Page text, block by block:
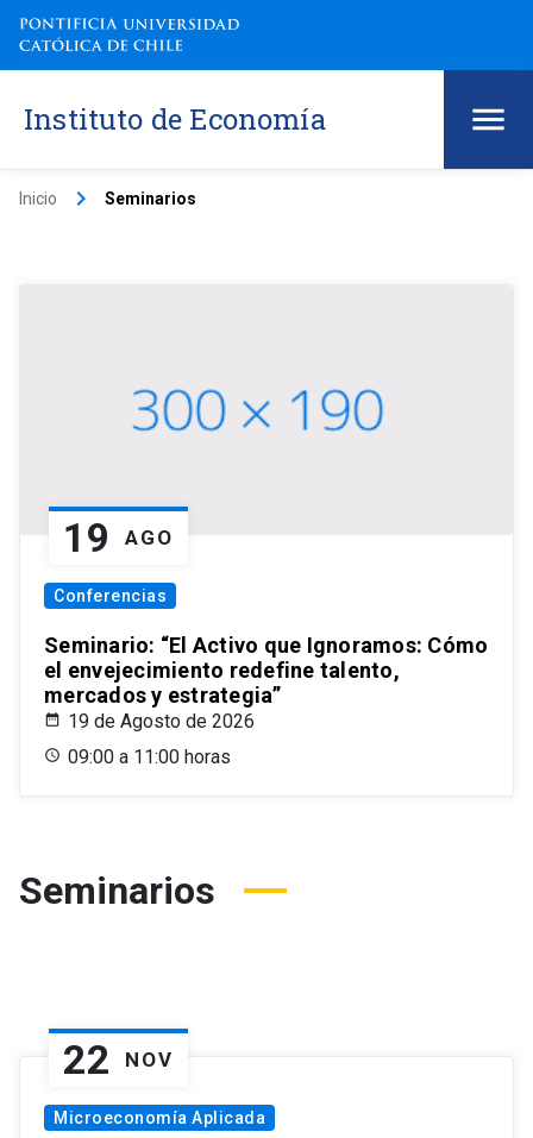
Instituto de Economía
Inicio keyboard_arrow_right Seminarios
19 AGO
Conferencias
Seminario: “El Activo que Ignoramos: Cómo
el envejecimiento redefine talento,
mercados y estrategia”
19 de Agosto de 2026
09:00 a 11:00 horas
Seminarios
22 NOV
Microeconomía Aplicada